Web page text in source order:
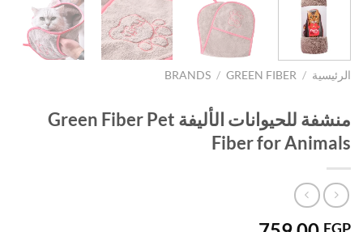
الرئيسية /
BRANDS / GREEN FIBER
منشفة للحيوانات الأليفة Green Fiber Pet
Fiber for Animals
EGP